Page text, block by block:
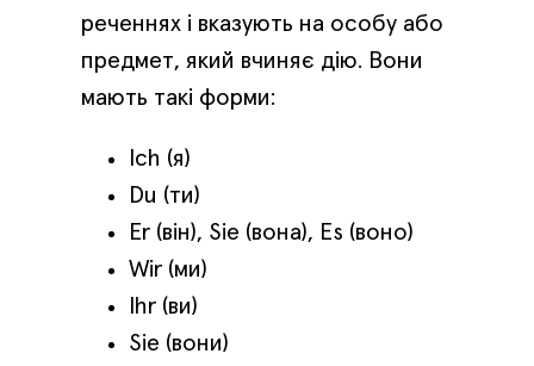
реченнях і вказують на особу або
предмет, який вчиняє дію. Вони
мають такі форми:
Ich (я)
Du (ти)
Er (він), Sie (вона), Es (воно)
Wir (ми)
Ihr (ви)
Sie (вони)